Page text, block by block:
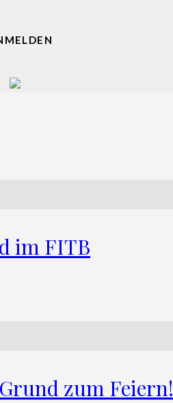
im FITB
zum Feiern!